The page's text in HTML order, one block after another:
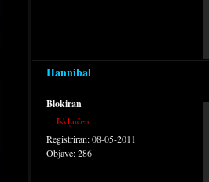
Hannibal
Blokiran
Isključen
Registriran:08-05-2011
Objave:286